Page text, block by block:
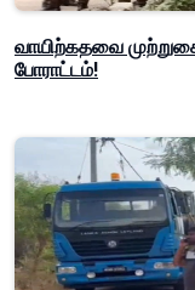
வாயிற்கதவை
போராட்டம்!